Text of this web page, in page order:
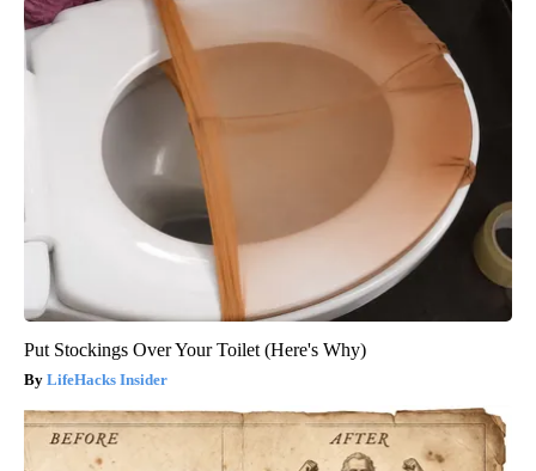
Put Stockings Over Your Toilet (Here's Why)
LifeHacks Insider